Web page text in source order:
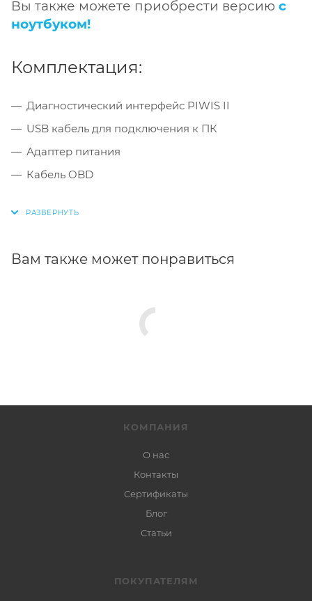
Вы также можете приобрести версию с
ноутбуком!
Комплектация:
Диагностический интерфейс PIWIS II
USB кабель для подключения к ПК
Адаптер питания
Кабель OBD
Вам также может понравиться
КОМПАНИЯ
О нас
Контакты
Сертификаты
Блог
Статьи
ПОКУПАТЕЛЯМ